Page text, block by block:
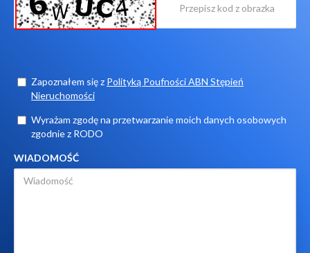
Zapoznałem się z Polityką Poufności ABN Stępień
Nieruchomości
Wyrażam zgodę na przetwarzanie moich danych osobowych
zgodnie z RODO
WIADOMOŚĆ